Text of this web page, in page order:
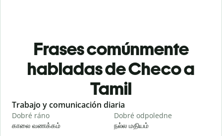
Frases comúnmente
habladas de Checo a
Tamil
Slide 1 of 6
Trabajo y comunicación diaria
Dobré ráno
காலை வணக்கம்
Dobré odpoledne
நல்ல மதியம்